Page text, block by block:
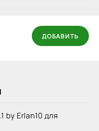
by Erlan10 для
ДОБАВИТЬ